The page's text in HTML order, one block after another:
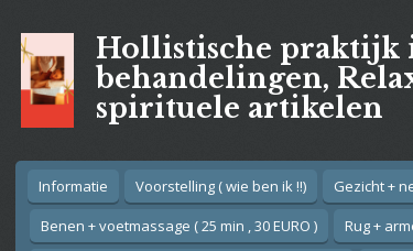
Hollistische praktijk
behandelingen,
spirituele artikelen
Informatie Voorstelling ( wie ben ik !!) Gezicht +
Benen + voetmassage ( 25 min , 30 EURO )
Rug +